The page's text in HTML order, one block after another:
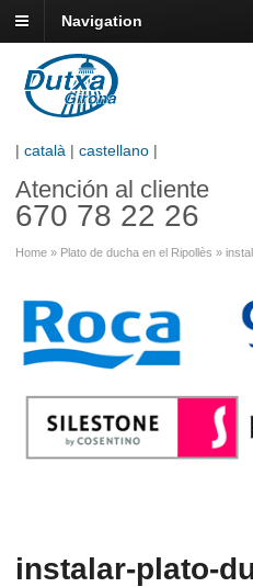
Navigation
| català | castellano |
Atención al cliente
670 78 22 26
Home » Plato de ducha en el Ripollès »
instalar-plato-